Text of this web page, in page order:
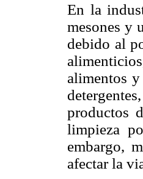
En la
mesones y
debido al
alimentos
productos
limpieza
embargo,
afectar la